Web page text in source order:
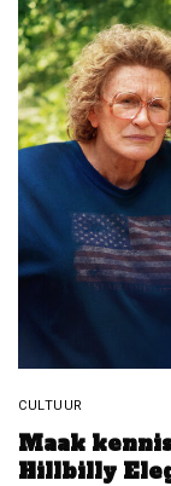
CULTUUR
Maak
Hillbilly